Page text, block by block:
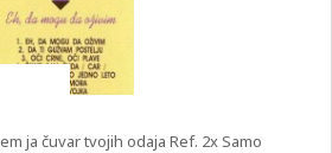
ja čuvar tvojih odaja Ref. 2x Samo